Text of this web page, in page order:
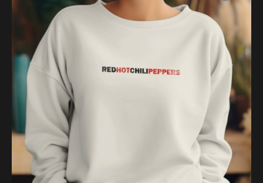
plusieurs
options
peuvent
page
produit